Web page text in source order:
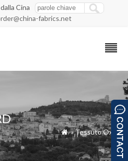
Cina
fabrics.net
 »Tessuto Oxford